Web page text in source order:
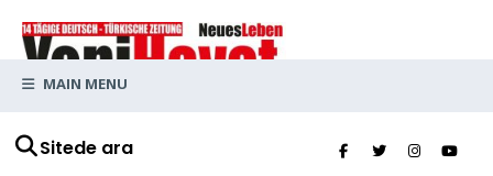
Sitede ara
MAIN MENU